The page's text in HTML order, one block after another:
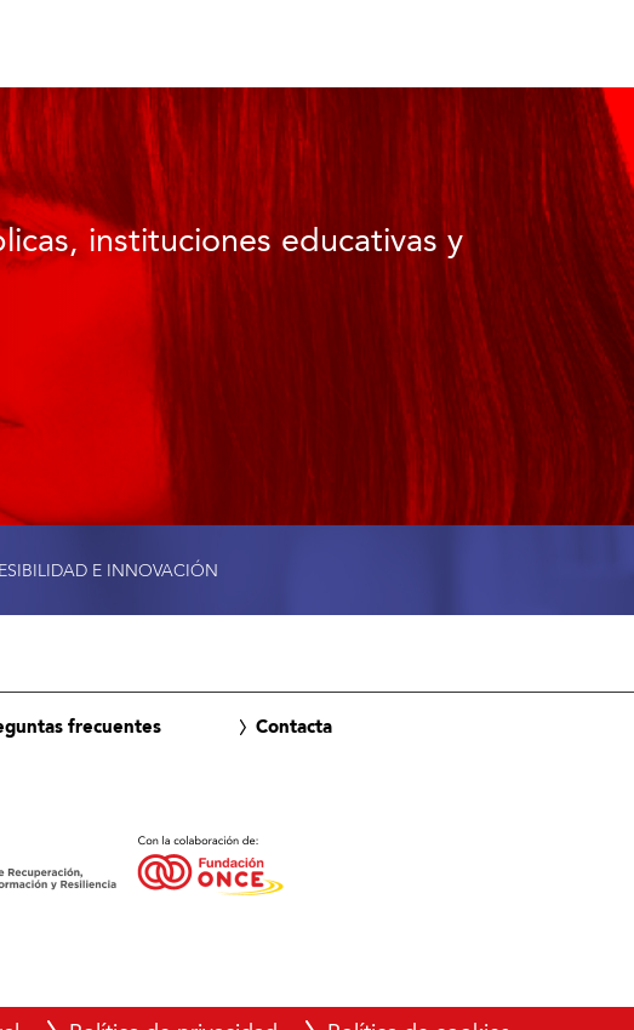
instituciones educativas y
E INNOVACIÓN
frecuentes Contacta